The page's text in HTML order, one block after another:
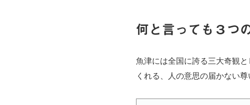
何と言っても３つ
魚津には全国に誇る三大奇観
くれる、人の意思の届かない